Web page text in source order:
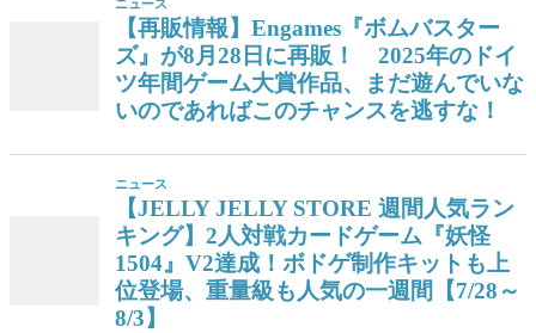
ニュース
【再販情報】Engames『ボムバスター
ズ』が8月28日に再販！ 2025年のドイ
ツ年間ゲーム大賞作品、まだ遊んでいな
いのであればこのチャンスを逃すな！
ニュース
【JELLY JELLY STORE 週間人気ラン
キング】2人対戦カードゲーム『妖怪
1504』V2達成！ボドゲ制作キットも上
位登場、重量級も人気の一週間【7/28～
8/3】